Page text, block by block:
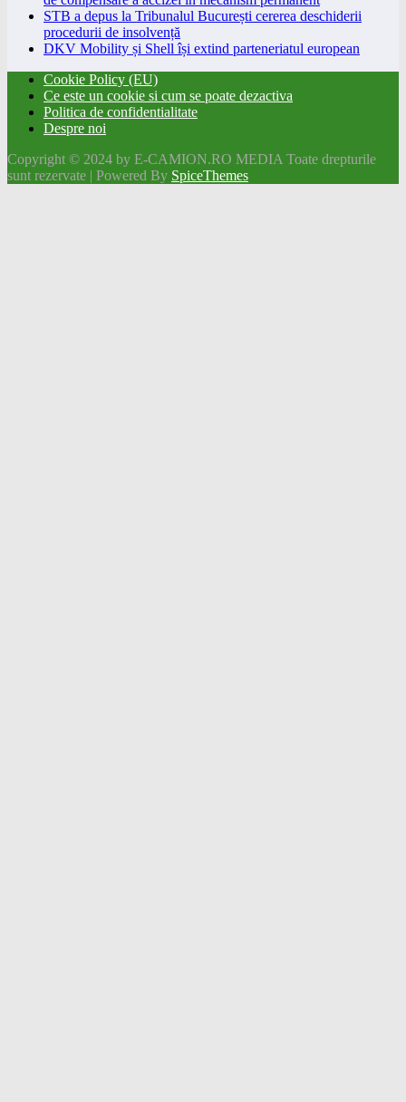
STB a depus la Tribunalul București cererea deschiderii
procedurii de insolvență
DKV Mobility și Shell își extind parteneriatul european
Cookie Policy (EU)
Ce este un cookie si cum se poate dezactiva
Politica de confidentialitate
Despre noi
Copyright © 2024 by E-CAMION.RO MEDIA Toate drepturile
sunt rezervate | Powered By SpiceThemes